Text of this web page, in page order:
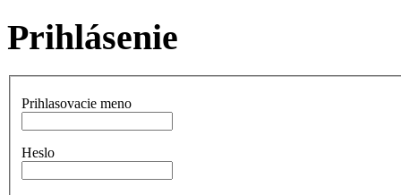
Prihlásenie
Prihlasovacie meno
Heslo